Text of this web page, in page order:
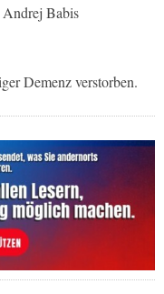
Andrej Babis
Demenz verstorben.